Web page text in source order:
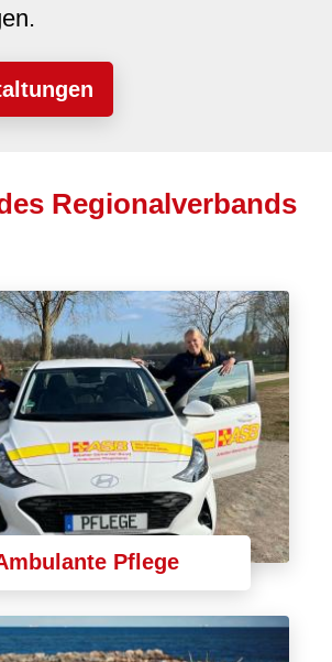
Regionalverbands
Pflege